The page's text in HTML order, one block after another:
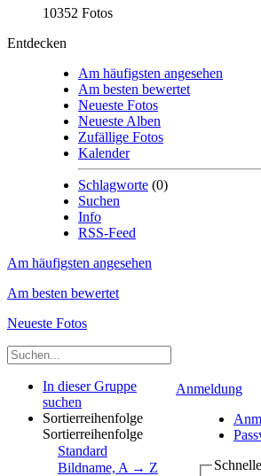
10352 Fotos
Entdecken
Am häufigsten angesehen
Am besten bewertet
Neueste Fotos
Neueste Alben
Zufällige Fotos
Kalender
Schlagworte (0)
Suchen
Info
RSS-Feed
Am häufigsten angesehen
Am besten bewertet
Neueste Fotos
Anmeldung
In dieser Gruppe
suchen
Sortierreihenfolge
Sortierreihenfolge
Standard
Bildname, A → Z